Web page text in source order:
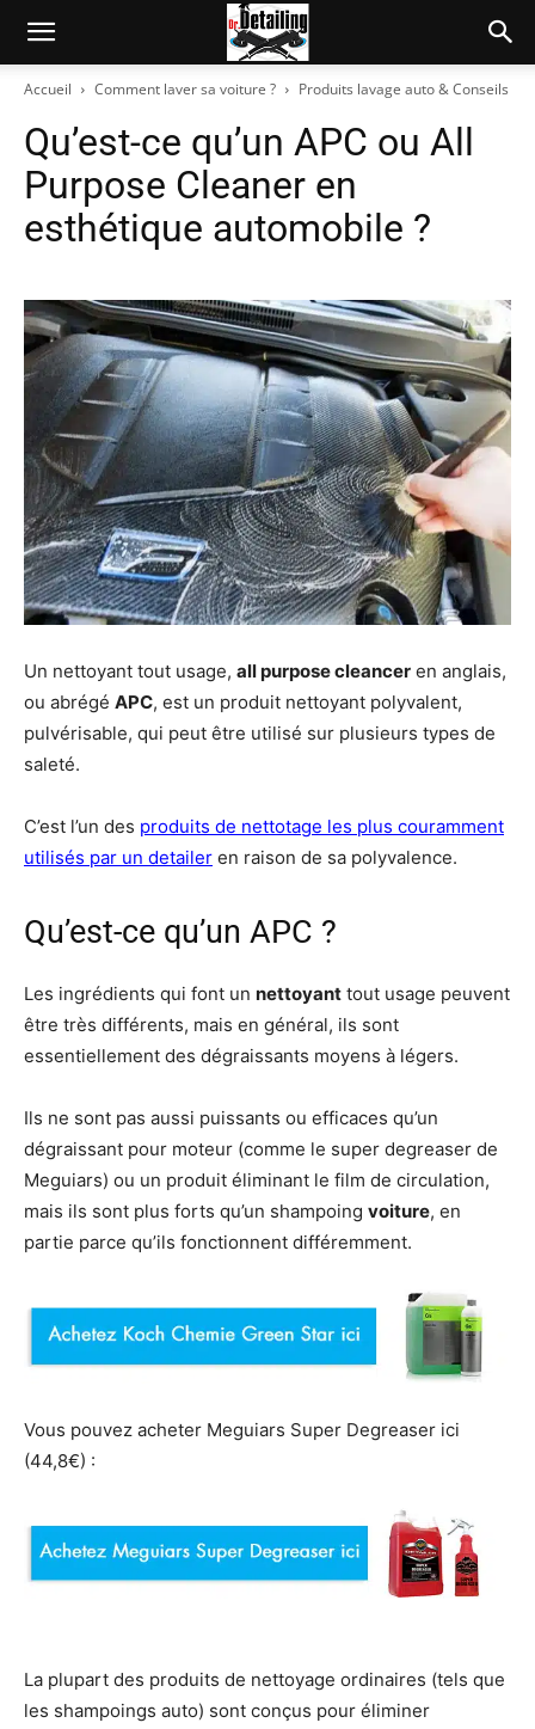
Accueil Comment laver sa voiture ? Produits lavage auto & Conseils
Qu’est-ce qu’un APC ou All
Purpose Cleaner en
esthétique automobile ?
Un nettoyant tout usage, all purpose cleancer en anglais,
ou abrégé APC, est un produit nettoyant polyvalent,
pulvérisable, qui peut être utilisé sur plusieurs types de
saleté.
C’est l’un des produits de nettotage les plus couramment
utilisés par un detailer en raison de sa polyvalence.
Qu’est-ce qu’un APC ?
Les ingrédients qui font un nettoyant tout usage peuvent
être très différents, mais en général, ils sont
essentiellement des dégraissants moyens à légers.
Ils ne sont pas aussi puissants ou efficaces qu’un
dégraissant pour moteur (comme le super degreaser de
Meguiars) ou un produit éliminant le film de circulation,
mais ils sont plus forts qu’un shampoing voiture, en
partie parce qu’ils fonctionnent différemment.
Vous pouvez acheter Meguiars Super Degreaser ici
(44,8€) :
La plupart des produits de nettoyage ordinaires (tels que
les shampoings auto) sont conçus pour éliminer